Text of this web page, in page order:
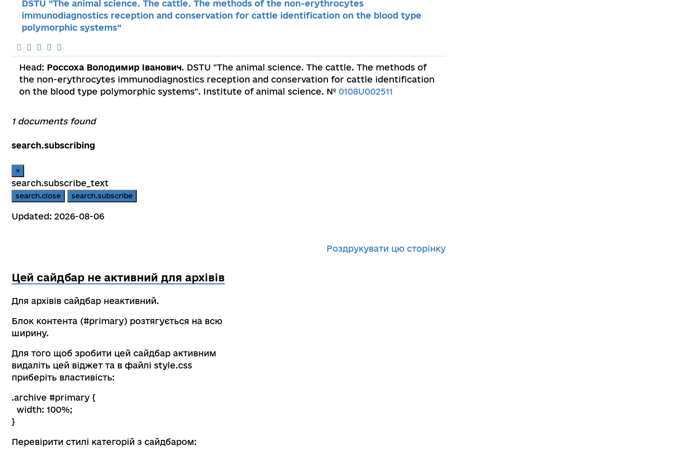
DSTU "The animal science. The cattle. The methods of the non-erythrocytes
immunodiagnostics reception and conservation for cattle identification on the blood type
polymorphic systems"
Head: Россоха Володимир Іванович. DSTU "The animal science. The cattle. The methods of
the non-erythrocytes immunodiagnostics reception and conservation for cattle identification
on the blood type polymorphic systems". Institute of animal science. № 0108U002511
1 documents found
search.subscribing
×
search.subscribe_text
search.close search.subscribe
Updated: 2026-08-06
Роздрукувати цю сторінку
Цей сайдбар не активний для архівів
Для архівів сайдбар неактивний.
Блок контента (#primary) розтягується на всю
ширину.
Для того щоб зробити цей сайдбар активним
видаліть цей віджет та в файлі style.css
приберіть властивість:
.archive #primary {
width: 100%;
}
Перевірити стилі категорій з сайдбаром: